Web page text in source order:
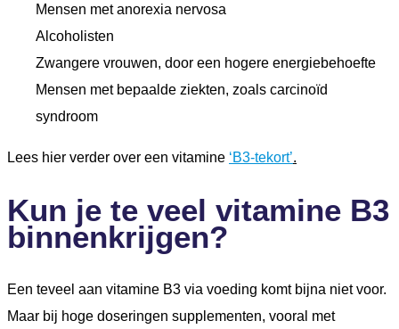
Mensen met anorexia nervosa
Alcoholisten
Zwangere vrouwen, door een hogere energiebehoefte
Mensen met bepaalde ziekten, zoals carcinoïd
syndroom
Lees hier verder over een vitamine ‘B3-tekort’.
Kun je te veel vitamine B3
binnenkrijgen?
Een teveel aan vitamine B3 via voeding komt bijna niet voor.
Maar bij hoge doseringen supplementen, vooral met